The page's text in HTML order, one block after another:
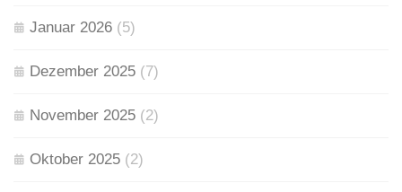
Januar 2026 (5)
Dezember 2025 (7)
November 2025 (2)
Oktober 2025 (2)